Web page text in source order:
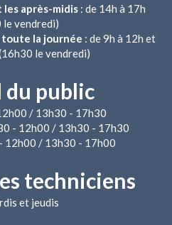
après-midis : de 14h à 17h
le vendredi)
toute la journée : de 9h à 12h et
le vendredi)
du public
/ 13h30 - 17h30
- 12h00 / 13h30 - 17h30
12h00 / 13h30 - 17h00
techniciens
et jeudis